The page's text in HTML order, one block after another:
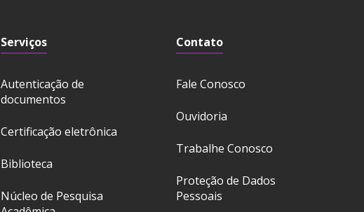
Serviços
Autenticação de
documentos
Certificação eletrônica
Biblioteca
Núcleo de Pesquisa
Contato
Fale Conosco
Ouvidoria
Trabalhe Conosco
Proteção de Dados
Pessoais